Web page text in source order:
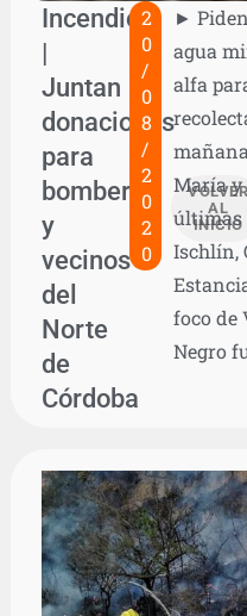
Incendios
|
Juntan
donaciones
para
bomberos
y
vecinos
del
Norte
de
Córdoba
2
0
/
0
8
/
2
0
2
0
AL
INICIO
►
agua
alfa
María y
últimas
Ischlín,
foco de
Negro